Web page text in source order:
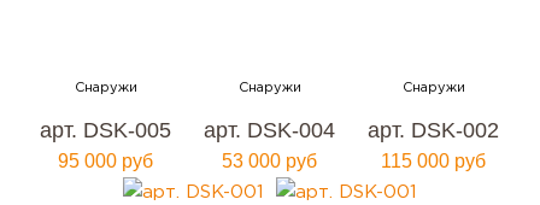
арт. DSK-005
95 000 руб
арт. DSK-004
53 000 руб
арт. DSK-002
115 000 руб